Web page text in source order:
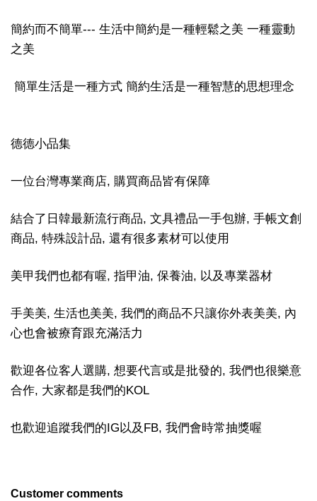
簡約而不簡單--- 生活中簡約是一種輕鬆之美 一種靈動
之美
簡單生活是一種方式 簡約生活是一種智慧的思想理念
德德小品集
一位台灣專業商店, 購買商品皆有保障
結合了日韓最新流行商品, 文具禮品一手包辦, 手帳文創
商品, 特殊設計品, 還有很多素材可以使用
美甲我們也都有喔, 指甲油, 保養油, 以及專業器材
手美美, 生活也美美, 我們的商品不只讓你外表美美, 內
心也會被療育跟充滿活力
歡迎各位客人選購, 想要代言或是批發的, 我們也很樂意
合作, 大家都是我們的KOL
也歡迎追蹤我們的IG以及FB, 我們會時常抽獎喔
Customer comments